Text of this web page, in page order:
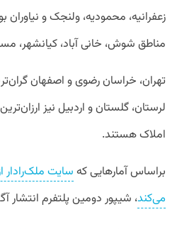
زعفرانیه، محمودیه، ولنجک و نیاوران
مناطق شوش، خانی آباد، کیانشهر،
تهران، خراسان رضوی و اصفهان
لرستان، گلستان و اردبیل نیز
املاک هستند.
براساس آمارهایی که سایت ملک‌رادار
می‌کند، شیپور دومین پلتفرم انتشار